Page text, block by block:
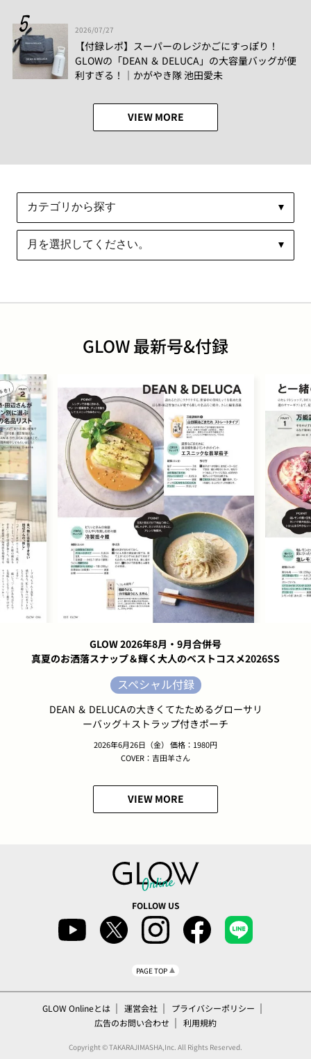
2026/07/27
【付録レポ】スーパーのレジかごにすっぽり！
GLOWの「DEAN ＆ DELUCA」の大容量バッグが便
利すぎる！│かがやき隊 池田愛未
VIEW MORE
GLOW 最新号&付録
GLOW 2026年8月・9月合併号
真夏のお洒落スナップ＆輝く大人のベストコスメ2026SS
スペシャル付録
DEAN ＆ DELUCAの大きくてたためるグローサリ
ーバッグ＋ストラップ付きポーチ
2026年6月26日（金） 価格：1980円
COVER：吉田羊さん
VIEW MORE
FOLLOW US
PAGE TOP
GLOW Onlineとは 運営会社
プライバシーポリシー
広告のお問い合わせ
利用規約
Copyright © TAKARAJIMASHA,Inc. All Rights Reserved.